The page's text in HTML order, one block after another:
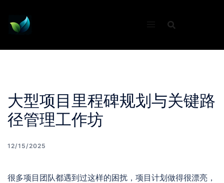
content
大型项目里程碑规划与关键路
径管理工作坊
12/15/2025
很多项目团队都遇到过这样的困扰，项目计划做得很漂亮，